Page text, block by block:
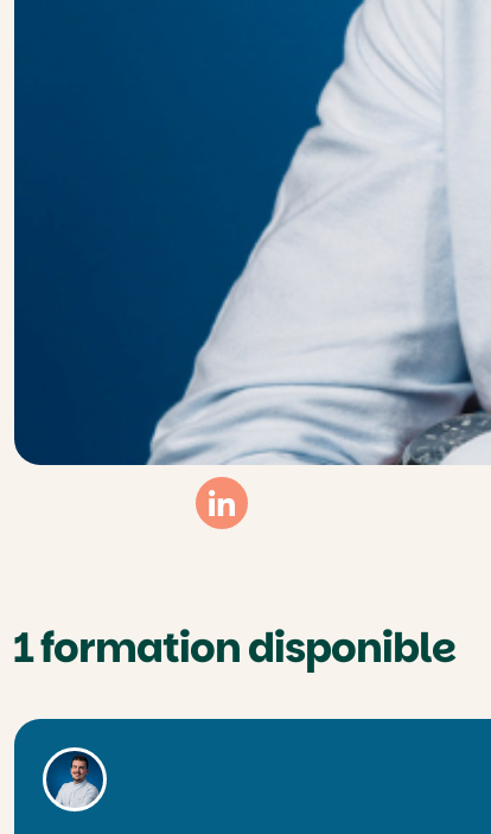
Linkedin
1 formation disponible